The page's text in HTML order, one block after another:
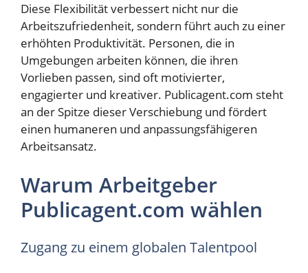
Diese Flexibilität verbessert nicht nur die
Arbeitszufriedenheit, sondern führt auch zu einer
erhöhten Produktivität. Personen, die in
Umgebungen arbeiten können, die ihren
Vorlieben passen, sind oft motivierter,
engagierter und kreativer. Publicagent.com steht
an der Spitze dieser Verschiebung und fördert
einen humaneren und anpassungsfähigeren
Arbeitsansatz.
Warum Arbeitgeber
Publicagent.com wählen
Zugang zu einem globalen Talentpool